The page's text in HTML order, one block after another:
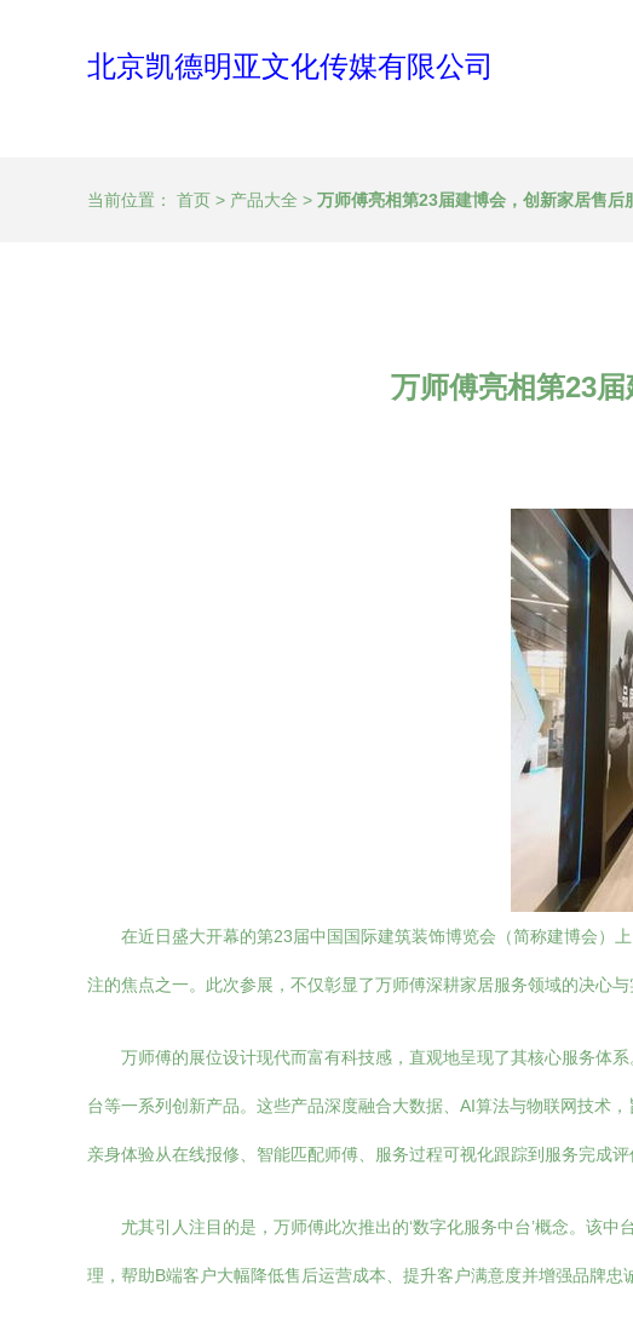
北京凯德明亚文化传媒有限公司
当前位置： 首页 > 产品大全 > 万师傅亮相第23届建博会，创新家居售后
万师傅亮相第23
在近日盛大开幕的第23届中国国际建筑装饰博览会（简称建博会）
注的焦点之一。此次参展，不仅彰显了万师傅深耕家居服务领域的决心
万师傅的展位设计现代而富有科技感，直观地呈现了其核心服务体
台等一系列创新产品。这些产品深度融合大数据、AI算法与物联网技术
亲身体验从在线报修、智能匹配师傅、服务过程可视化跟踪到服务完成
尤其引人注目的是，万师傅此次推出的‘数字化服务中台’概念。该
理，帮助B端客户大幅降低售后运营成本、提升客户满意度并增强品牌